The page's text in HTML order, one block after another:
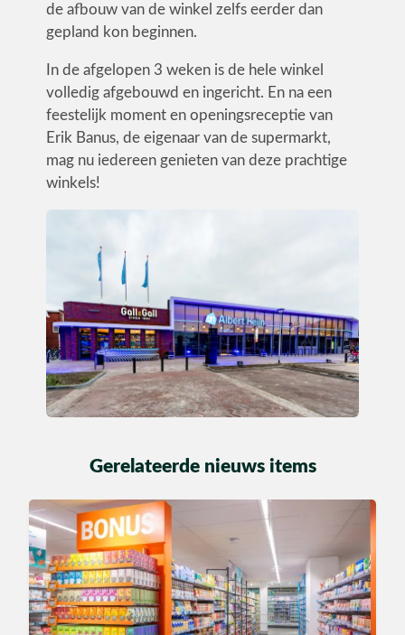
de afbouw van de winkel zelfs eerder dan
gepland kon beginnen.
In de afgelopen 3 weken is de hele winkel
volledig afgebouwd en ingericht. En na een
feestelijk moment en openingsreceptie van
Erik Banus, de eigenaar van de supermarkt,
mag nu iedereen genieten van deze prachtige
winkels!
Gerelateerde nieuws items